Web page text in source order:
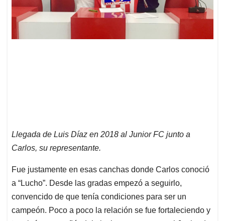
Llegada de Luis Díaz en 2018 al Junior FC junto a
Carlos, su representante.
Fue justamente en esas canchas donde Carlos conoció
a “Lucho”. Desde las gradas empezó a seguirlo,
convencido de que tenía condiciones para ser un
campeón. Poco a poco la relación se fue fortaleciendo y